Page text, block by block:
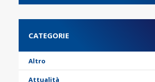
CATEGORIE
Altro
Attualità